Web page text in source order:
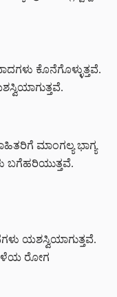
ಕೊನೆಗೊಳ್ಳುತ್ತವೆ.
ಮಾಂಗಲ್ಯ ಭಾಗ್ಯ
ಬಗೆಹರಿಯುತ್ತವೆ.
ಯಶಸ್ವಿಯಾಗುತ್ತವೆ.
ರೋಗ